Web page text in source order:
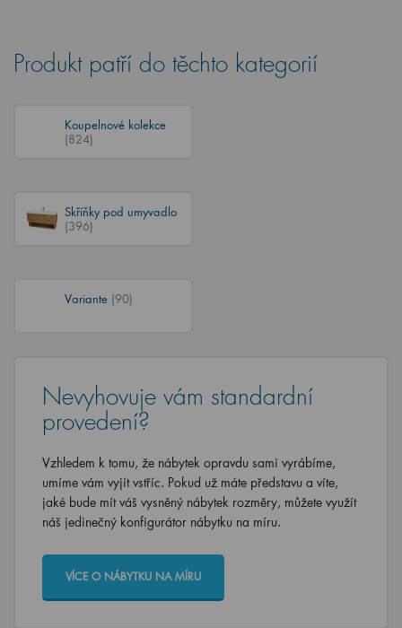
Produkt patří do těchto kategorií
Koupelnové kolekce
(824)
Skříňky pod umyvadlo
(396)
Variante (90)
Nevyhovuje vám standardní
provedení?
Vzhledem k tomu, že nábytek opravdu sami vyrábíme,
umíme vám vyjít vstříc. Pokud už máte představu a víte,
jaké bude mít váš vysněný nábytek rozměry, můžete využít
náš jedinečný konfigurátor nábytku na míru.
VÍCE O NÁBYTKU NA MÍRU